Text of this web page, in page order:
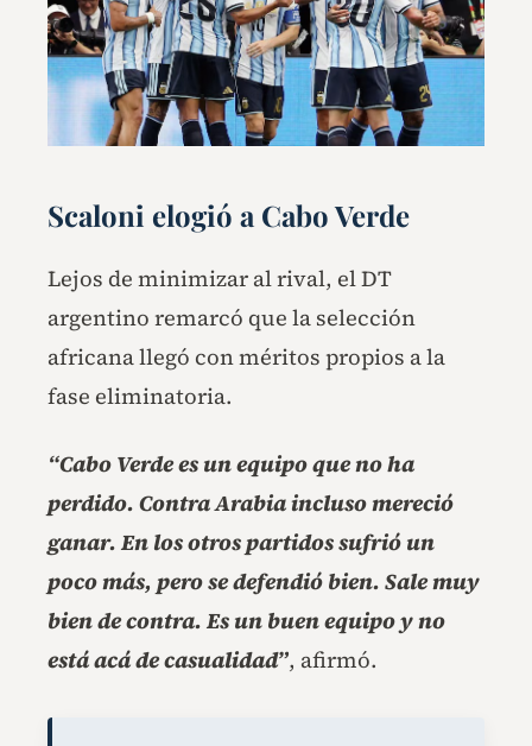
Scaloni elogió a Cabo Verde
Lejos de minimizar al rival, el DT
argentino remarcó que la selección
africana llegó con méritos propios a la
fase eliminatoria.
“Cabo Verde es un equipo que no ha
perdido. Contra Arabia incluso mereció
ganar. En los otros partidos sufrió un
poco más, pero se defendió bien. Sale muy
bien de contra. Es un buen equipo y no
está acá de casualidad”, afirmó.